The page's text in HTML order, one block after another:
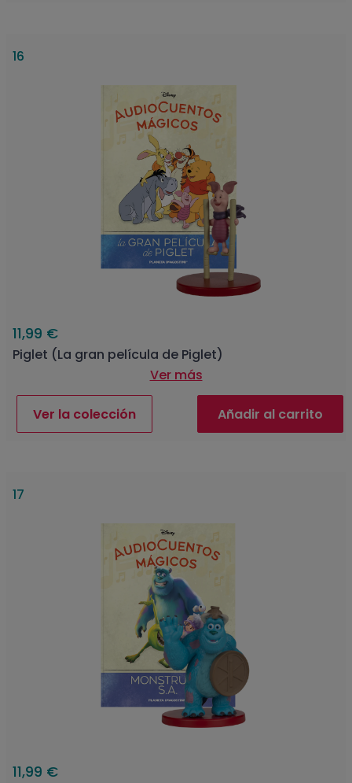
16
11,99 €
Piglet (La gran película de Piglet)
Ver más
Ver la colección Añadir al carrito
17
11,99 €